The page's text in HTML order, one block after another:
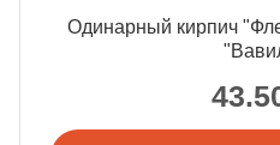
Одинарный кирпич